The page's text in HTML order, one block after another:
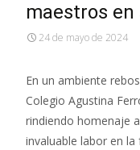
maestros en
24 de mayo de 2024
En un ambiente
Colegio Agustina
rindiendo homenaje
invaluable labor en